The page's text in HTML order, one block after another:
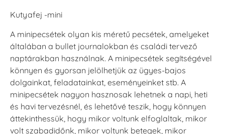
Kutyafej -mini
A minipecsétek olyan kis méretű pecsétek, amelyeket
általában a bullet journalokban és családi tervező
naptárakban használnak. A minipecsétek segítségével
könnyen és gyorsan jelölhetjük az ügyes-bajos
dolgainkat, feladatainkat, eseményeinket stb. A
minipecsétek nagyon hasznosak lehetnek a napi, heti
és havi tervezésnél, és lehetővé teszik, hogy könnyen
áttekinthessük, hogy mikor voltunk elfoglaltak, mikor
volt szabadidőnk, mikor voltunk betegek, mikor